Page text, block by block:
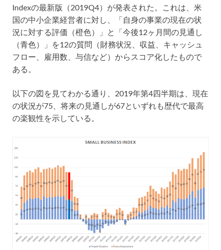
Indexの最新版（2019Q4）が発表された。これは、米
国の中小企業経営者に対し、「自身の事業の現在の状
況に対する評価（橙色）」と「今後12ヶ月間の見通し
（青色）」を12の質問（財務状況、収益、キャッシュ
フロー、雇用数、与信など）からスコア化したもので
ある。
以下の図を見てわかる通り、2019年第4四半期は、現在
の状況が75、将来の見通しが67といずれも歴代で最高
の楽観性を示している。